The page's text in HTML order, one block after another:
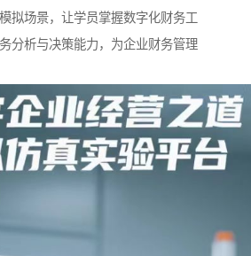
拟场景，让学员掌握数字化财务工
分析与决策能力，为企业财务管理